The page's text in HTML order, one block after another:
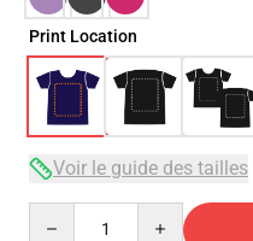
Print Location
Voir le guide des tailles